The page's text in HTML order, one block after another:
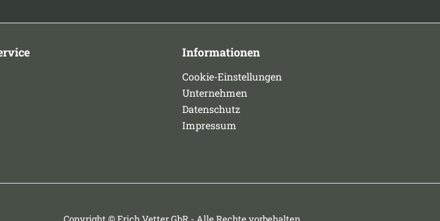
Informationen
Cookie-Einstellungen
Unternehmen
Datenschutz
Impressum